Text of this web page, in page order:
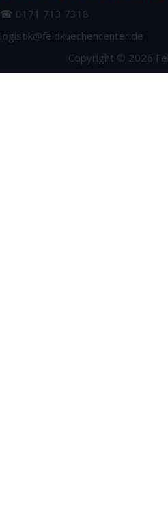
☎ 0171 713 7318
logistik@feldkuechencenter.de
Copyright © 2026